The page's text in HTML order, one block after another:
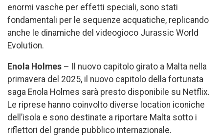
enormi vasche per effetti speciali, sono stati
fondamentali per le sequenze acquatiche, replicando
anche le dinamiche del videogioco Jurassic World
Evolution.
Enola Holmes – Il nuovo capitolo girato a Malta nella
primavera del 2025, il nuovo capitolo della fortunata
saga Enola Holmes sarà presto disponibile su Netflix.
Le riprese hanno coinvolto diverse location iconiche
dell’isola e sono destinate a riportare Malta sotto i
riflettori del grande pubblico internazionale.